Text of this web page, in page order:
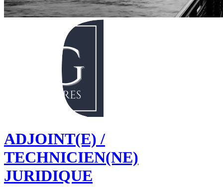
ADJOINT(E) /
TECHNICIEN(NE)
JURIDIQUE